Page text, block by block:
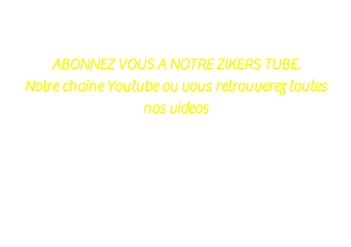
ABONNEZ VOUS A NOTRE ZIKERS TUBE.
Notre chaine Youtube ou vous retrouverez toutes
nos videos